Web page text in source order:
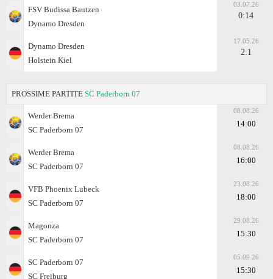
FSV Budissa Bautzen
Dynamo Dresden
03.07.26
0:14
Dynamo Dresden
Holstein Kiel
17.05.26
2:1
PROSSIME PARTITE SC Paderborn 07
Werder Bremа
SC Paderborn 07
08.08.26
14:00
Werder Bremа
SC Paderborn 07
08.08.26
16:00
VFB Phoenix Lubeck
SC Paderborn 07
23.08.26
18:00
Magonza
SC Paderborn 07
29.08.26
15:30
SC Paderborn 07
SC Freiburg
05.09.26
15:30